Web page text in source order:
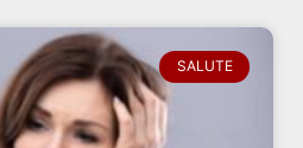
SALUTE